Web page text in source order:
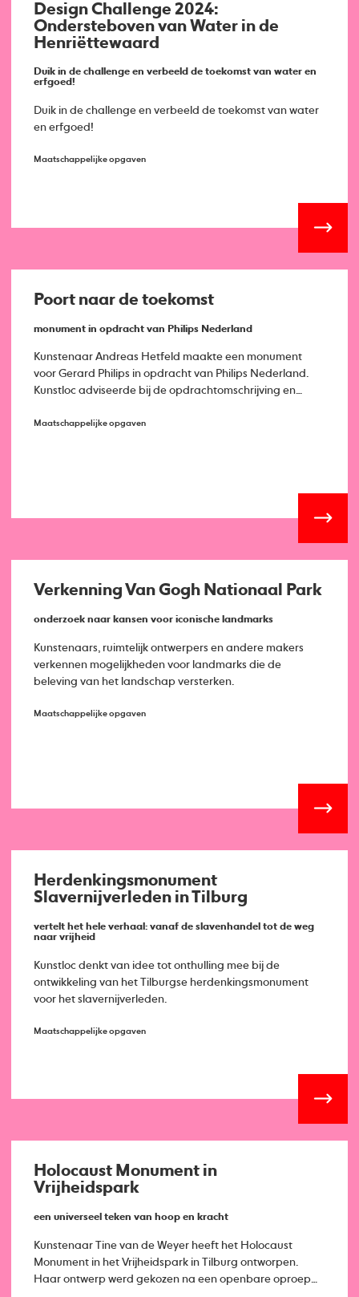
Design Challenge 2024:
Ondersteboven van Water in de
Henriëttewaard
Duik in de challenge en verbeeld de toekomst van water en
erfgoed!
Duik in de challenge en verbeeld de toekomst van water
en erfgoed!
Maatschappelijke opgaven
Poort naar de toekomst
monument in opdracht van Philips Nederland
Kunstenaar Andreas Hetfeld maakte een monument
voor Gerard Philips in opdracht van Philips Nederland.
Kunstloc adviseerde bij de opdrachtomschrijving en
Maatschappelijke opgaven
Verkenning Van Gogh Nationaal Park
onderzoek naar kansen voor iconische landmarks
Kunstenaars, ruimtelijk ontwerpers en andere makers
verkennen mogelijkheden voor landmarks die de
beleving van het landschap versterken.
Maatschappelijke opgaven
Herdenkingsmonument
Slavernijverleden in Tilburg
vertelt het hele verhaal: vanaf de slavenhandel tot de weg
naar vrijheid
Kunstloc denkt van idee tot onthulling mee bij de
ontwikkeling van het Tilburgse herdenkingsmonument
voor het slavernijverleden.
Maatschappelijke opgaven
Holocaust Monument in
Vrijheidspark
een universeel teken van hoop en kracht
Kunstenaar Tine van de Weyer heeft het Holocaust
Monument in het Vrijheidspark in Tilburg ontworpen.
Haar ontwerp werd gekozen na een openbare oproep